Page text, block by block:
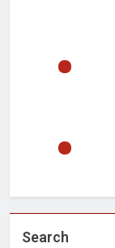
Search